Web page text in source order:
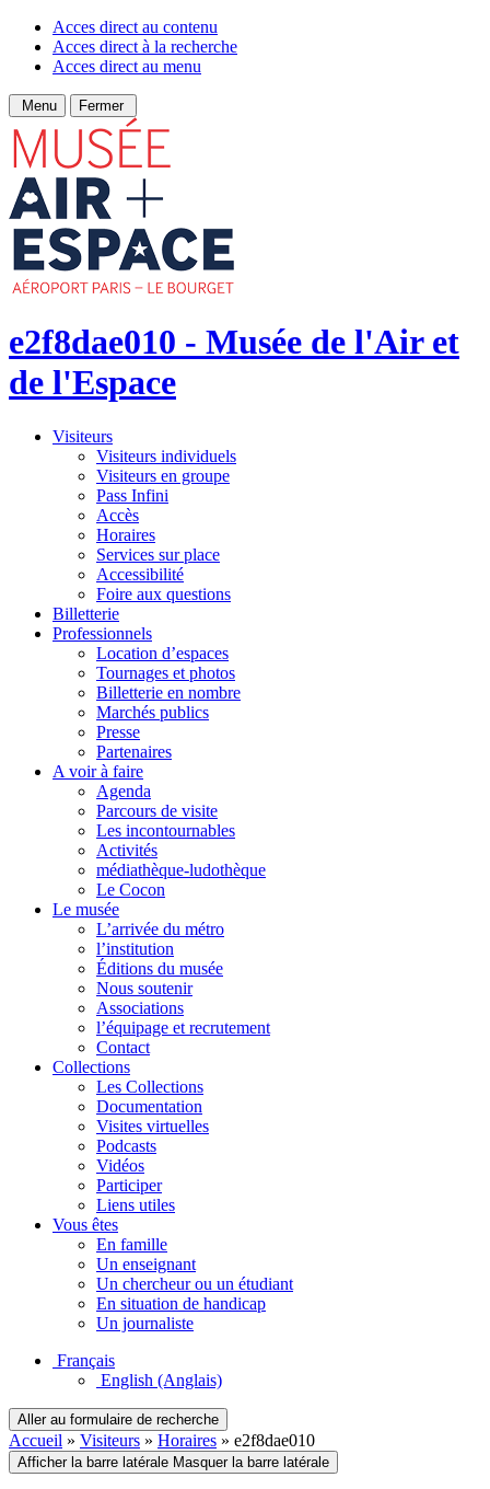
Acces direct au contenu
Acces direct à la recherche
Acces direct au menu
Menu Fermer
e2f8dae010 - Musée de l'Air et
de l'Espace
Visiteurs
Visiteurs individuels
Visiteurs en groupe
Pass Infini
Accès
Horaires
Services sur place
Accessibilité
Foire aux questions
Billetterie
Professionnels
Location d’espaces
Tournages et photos
Billetterie en nombre
Marchés publics
Presse
Partenaires
A voir à faire
Agenda
Parcours de visite
Les incontournables
Activités
médiathèque-ludothèque
Le Cocon
Le musée
L’arrivée du métro
l’institution
Éditions du musée
Nous soutenir
Associations
l’équipage et recrutement
Contact
Collections
Les Collections
Documentation
Visites virtuelles
Podcasts
Vidéos
Participer
Liens utiles
Vous êtes
En famille
Un enseignant
Un chercheur ou un étudiant
En situation de handicap
Un journaliste
Français
English (Anglais)
Aller au formulaire de recherche
Accueil » Visiteurs » Horaires » e2f8dae010
Afficher la barre latérale Masquer la barre latérale